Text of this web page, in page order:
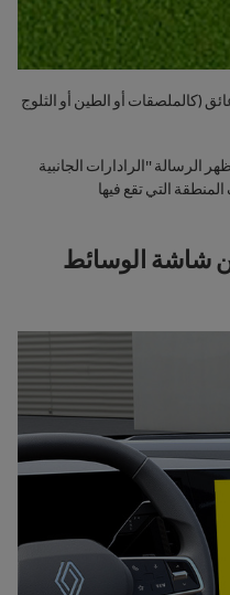
(كالملصقات أو الطين أو الثلوج
الرسالة "الرادارات الجانبية
التي تقع فيها
شاشة الوسائط